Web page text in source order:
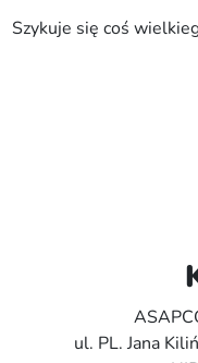
Szykuje się coś
ul. PL. Jana